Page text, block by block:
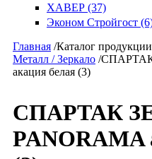
ХАВЕР (37)
Эконом Стройгост
Главная /Каталог продукции
Металл / Зеркало /
акация белая (3)
СПАРТАК
PANORAMA